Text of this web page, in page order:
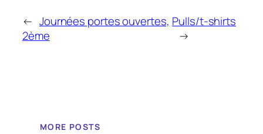
← Journées portes ouvertes,
2ème
Pulls/t-shirts
→
MORE POSTS